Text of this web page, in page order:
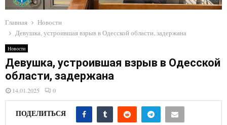
M
E
N
U
Главная
Новости
Девушка, устроившая взрыв в Одесской области, задержана
Новости
Девушка, устроившая взрыв в Одесской
области, задержана
14.01.2025 0
ПОДЕЛИТЬСЯ